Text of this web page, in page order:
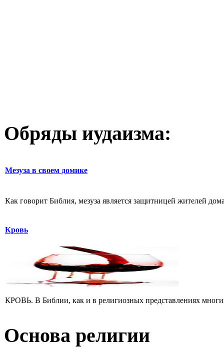
Обряды иудаизма:
Мезуза в своем домике
Как говорит Библия, мезуза является защитницей жителей
Кровь
КРОВЬ. В Библии, как и в религиозных представлениях
Основа религии